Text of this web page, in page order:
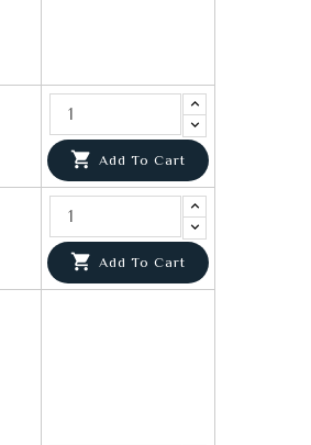
 Add To Cart
 Add To Cart